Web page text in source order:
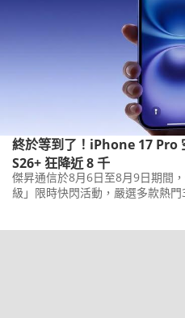
終於等到了！iPhone 17 Pro
S26+ 狂降近 8 千
傑昇通信於8月6日至8月9日期間
級」限時快閃活動，嚴選多款熱門